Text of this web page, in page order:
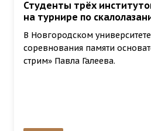
Студенты трёх
на турнире по
В Новгородском
соревнования памяти
стрим» Павла Галеева.